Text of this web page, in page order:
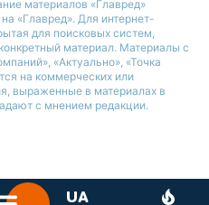
материалов «Главред»
«Главред». Для интернет-
для поисковых систем,
материал. Материалы с
«Актуально», «Точка
на коммерческих или
выраженные в материалах в
с мнением редакции.